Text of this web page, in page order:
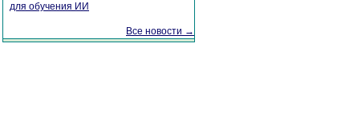
для обучения ИИ
Все новости →